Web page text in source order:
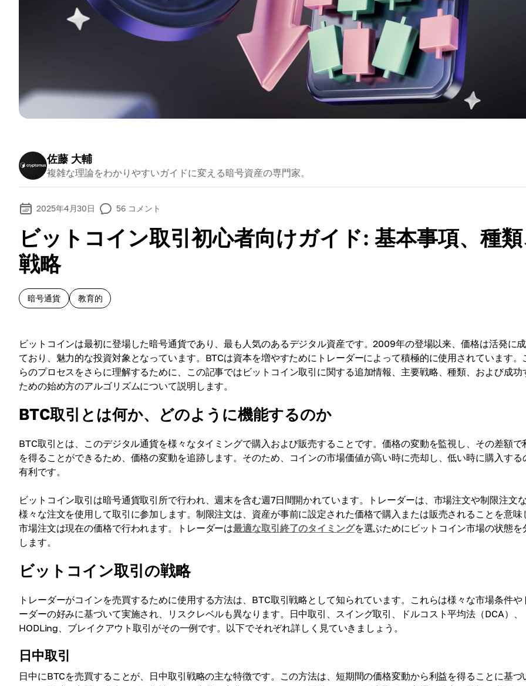
佐藤 大輔
複雑な理論をわかりやすいガイドに変える暗号資産の専門家。
2025年4月30日 56 コメント
ビットコイン取引初心者向けガイド: 基本事項、種
戦略
暗号通貨 教育的
ビットコインは最初に登場した暗号通貨であり、最も人気のあるデジタル資産です。2009年の登場以来、価格は活発に
ており、魅力的な投資対象となっています。BTCは資本を増やすためにトレーダーによって積極的に使用されています。
らのプロセスをさらに理解するために、この記事ではビットコイン取引に関する追加情報、主要戦略、種類、および成功
ための始め方のアルゴリズムについて説明します。
BTC取引とは何か、どのように機能するのか
BTC取引とは、このデジタル通貨を様々なタイミングで購入および販売することです。価格の変動を監視し、その差額で
を得ることができるため、価格の変動を追跡します。そのため、コインの市場価値が高い時に売却し、低い時に購入する
有利です。
ビットコイン取引は暗号通貨取引所で行われ、週末を含む週7日間開かれています。トレーダーは、市場注文や制限注文
様々な注文を使用して取引に参加します。制限注文は、資産が事前に設定された価格で購入または販売されることを意味
市場注文は現在の価格で行われます。トレーダーは最適な取引終了のタイミングを選ぶためにビットコイン市場の状態を
します。
ビットコイン取引の戦略
トレーダーがコインを売買するために使用する方法は、BTC取引戦略として知られています。これらは様々な市場条件や
ーダーの好みに基づいて実施され、リスクレベルも異なります。日中取引、スイング取引、ドルコスト平均法（DCA）、
HODLing、ブレイクアウト取引がその一例です。以下でそれぞれ詳しく見ていきましょう。
日中取引
日中にBTCを売買することが、日中取引戦略の主な特徴です。この方法は、短期間の価格変動から利益を得ることに基づ